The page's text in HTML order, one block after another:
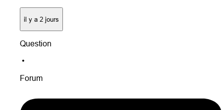
il y a 2 jours
Question
•
Forum